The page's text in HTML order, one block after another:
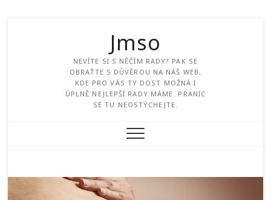
Jmso
NEVÍTE SI S NĚČÍM RADY? PAK SE
OBRAŤTE S DŮVĚROU NA NÁŠ WEB,
KDE PRO VÁS TY DOST MOŽNÁ I
ÚPLNĚ NEJLEPŠÍ RADY MÁME. PRANIC
SE TU NEOSTÝCHEJTE.